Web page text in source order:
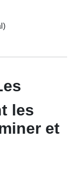
les
et